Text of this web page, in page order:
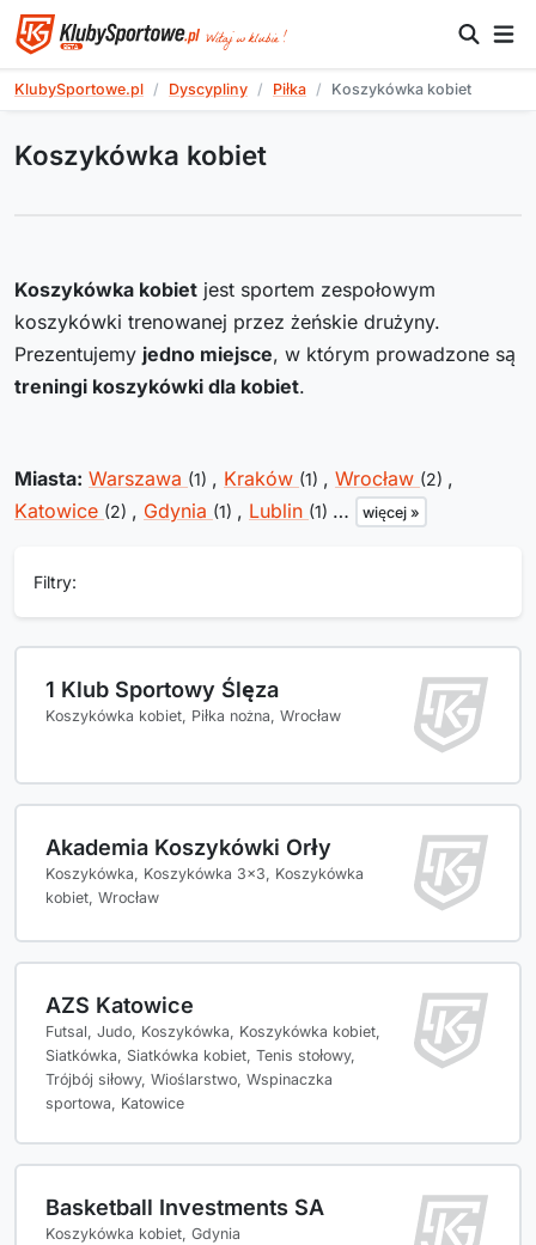
KlubySportowe.pl Dyscypliny Piłka Koszykówka kobiet
Koszykówka kobiet
Koszykówka kobiet jest sportem zespołowym
koszykówki trenowanej przez żeńskie drużyny.
Prezentujemy jedno miejsce, w którym prowadzone są
treningi koszykówki dla kobiet.
Miasta: Warszawa (1) , Kraków (1) , Wrocław (2) ,
Katowice (2) , Gdynia (1) , Lublin (1) … więcej »
Filtry:
1 Klub Sportowy Ślęza
Koszykówka kobiet, Piłka nożna, Wrocław
Akademia Koszykówki Orły
Koszykówka, Koszykówka 3x3, Koszykówka
kobiet, Wrocław
AZS Katowice
Futsal, Judo, Koszykówka, Koszykówka kobiet,
Siatkówka, Siatkówka kobiet, Tenis stołowy,
Trójbój siłowy, Wioślarstwo, Wspinaczka
sportowa, Katowice
Basketball Investments SA
Koszykówka kobiet, Gdynia